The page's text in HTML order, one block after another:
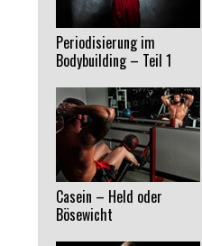
Periodisierung im
Bodybuilding – Teil 1
Casein – Held oder
Bösewicht